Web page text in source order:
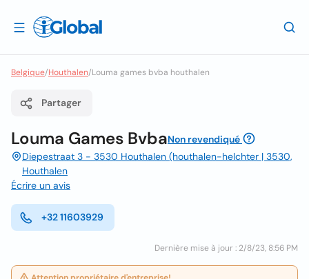
Belgique/Houthalen/Louma games bvba houthalen
Partager
Louma Games BvbaNon revendiqué
Diepestraat 3 - 3530 Houthalen (houthalen-helchter | 3530,
Houthalen
Écrire un avis
+32 11603929
Dernière mise à jour : 2/8/23, 8:56 PM